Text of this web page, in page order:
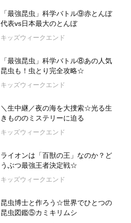
「最強昆虫」科学バトル⑨赤とんぼ
代表vs日本最大のとんぼ
キッズウィークエンド
「最強昆虫」科学バトル⑧あの人気
昆虫も！虫とり完全攻略☆
キッズウィークエンド
＼生中継／夜の海を大捜索☆光る生
きもののミステリーに迫る
キッズウィークエンド
ライオンは「百獣の王」なのか？ど
うぶつ最強王者決定戦☆
キッズウィークエンド
昆虫博士と作ろう☆世界でひとつの
昆虫図鑑⑤カミキリムシ